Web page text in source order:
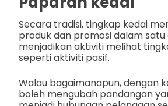
Secara tradisi, tingkap kedai
produk dan promosi dalam
menjadikan aktiviti melihat
seperti aktiviti pasif.
Walau bagaimanapun, dengan
boleh mengubah pandangan